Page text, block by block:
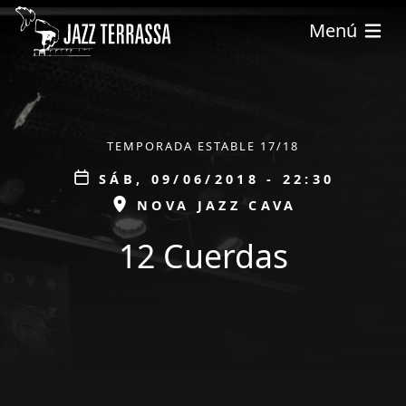
Pasar al contenido principal
Menú
TEMPORADA ESTABLE 17/18
Data
SÁB, 09/06/2018 - 22:30
ESPAI
NOVA JAZZ CAVA
12 Cuerdas